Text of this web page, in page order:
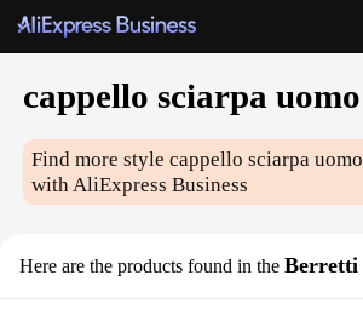
cappello sciarpa uomo
Find more stylecappello sciarpa uomo
with AliExpress Business
Here are the products found in the Berretti